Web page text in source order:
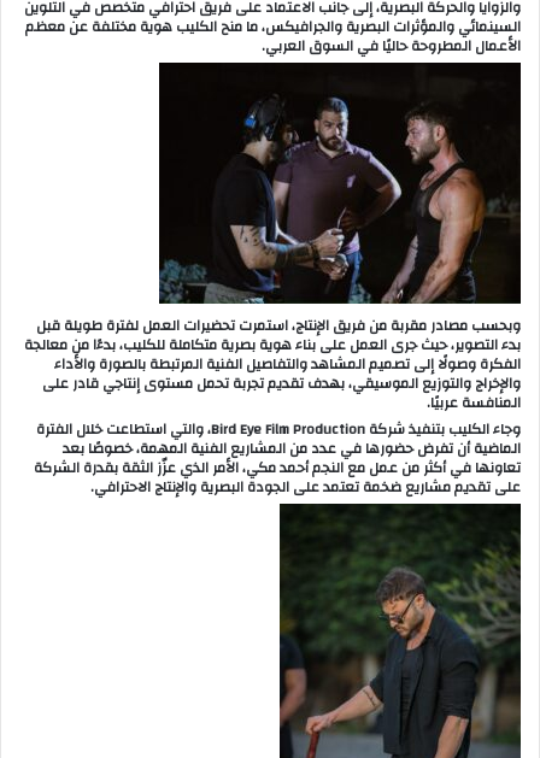
والزوايا والحركة البصرية، إلى جانب الاعتماد على فريق احترافي متخصص في التلوين
السينمائي والمؤثرات البصرية والجرافيكس، ما منح الكليب هوية مختلفة عن معظم
الأعمال المطروحة حاليًا في السوق العربي.
وبحسب مصادر مقربة من فريق الإنتاج، استمرت تحضيرات العمل لفترة طويلة قبل
بدء التصوير، حيث جرى العمل على بناء هوية بصرية متكاملة للكليب، بدءًا من معالجة
الفكرة وصولًا إلى تصميم المشاهد والتفاصيل الفنية المرتبطة بالصورة والأداء
والإخراج والتوزيع الموسيقي، بهدف تقديم تجربة تحمل مستوى إنتاجي قادر على
المنافسة عربيًا.
وجاء الكليب بتنفيذ شركة Bird Eye Film Production، والتي استطاعت خلال الفترة
الماضية أن تفرض حضورها في عدد من المشاريع الفنية المهمة، خصوصًا بعد
تعاونها في أكثر من عمل مع النجم أحمد مكي، الأمر الذي عزّز الثقة بقدرة الشركة
على تقديم مشاريع ضخمة تعتمد على الجودة البصرية والإنتاج الاحترافي.